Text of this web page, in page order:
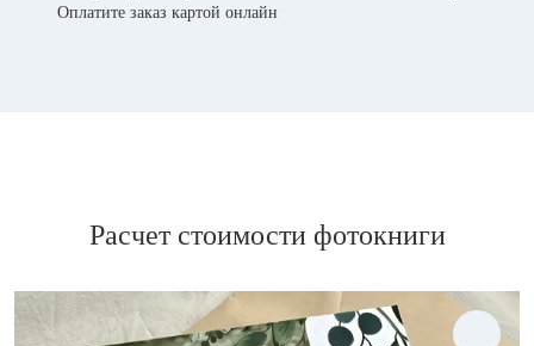
Оплатите заказ картой онлайн
Расчет стоимости фотокниги